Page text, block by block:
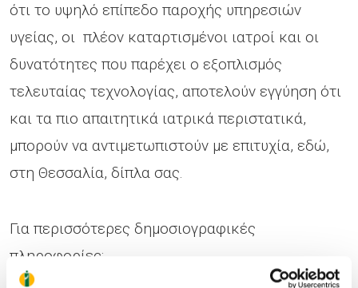
ότι το υψηλό επίπεδο παροχής υπηρεσιών
υγείας, οι πλέον καταρτισμένοι ιατροί και οι
δυνατότητες που παρέχει ο εξοπλισμός
τελευταίας τεχνολογίας, αποτελούν εγγύηση ότι
και τα πιο απαιτητικά ιατρικά περιστατικά,
μπορούν να αντιμετωπιστούν με επιτυχία, εδώ,
στη Θεσσαλία, δίπλα σας.
Για περισσότερες δημοσιογραφικές
πληροφορίες: